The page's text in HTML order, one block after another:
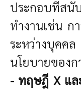
ประกอบที่สนั
ทำงานเช่น
ระหว่างบุคค
นโยบายของก
- ทฤษฎี X แล